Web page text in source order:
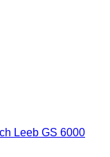
Leeb GS 6000